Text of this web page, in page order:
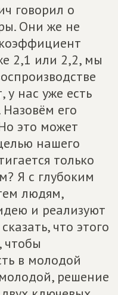
говорил о
Они же не
2,1 или 2,2, мы
у нас уже есть
его
это может
нашего
только
Я с глубоким
людям,
и реализуют
что этого
чтобы
в молодой
решение